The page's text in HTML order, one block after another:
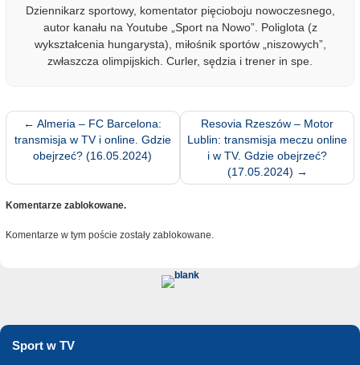
Dziennikarz sportowy, komentator pięcioboju nowoczesnego,
autor kanału na Youtube „Sport na Nowo”. Poliglota (z
wykształcenia hungarysta), miłośnik sportów „niszowych”,
zwłaszcza olimpijskich. Curler, sędzia i trener in spe.
← Almeria – FC Barcelona:
transmisja w TV i online. Gdzie
obejrzeć? (16.05.2024)
Resovia Rzeszów – Motor
Lublin: transmisja meczu online
i w TV. Gdzie obejrzeć?
(17.05.2024) →
Komentarze zablokowane.
Komentarze w tym poście zostały zablokowane.
Sport w TV